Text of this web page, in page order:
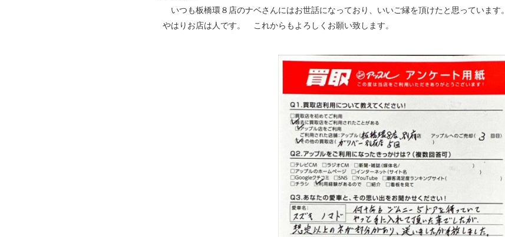
いつも板橋環８店のナベさんにはお世話になっており、いいご縁を頂けたと思っています。
やはりお店は人です。 これからもよろしくお願い致します。